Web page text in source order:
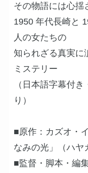
その物語には心揺
1950 年代長崎と
人の女たちの
知られざる真実に
ミステリー
（日本語字幕付
り）
■原作：カズオ・
なみの光」（ハヤ
■監督・脚本・編